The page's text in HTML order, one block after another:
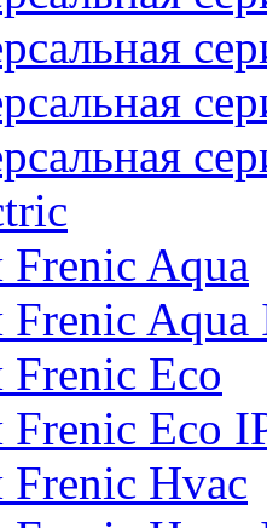
Frenic Aqua
Frenic Aqua
Frenic Eco
Frenic Eco
Frenic Hvac